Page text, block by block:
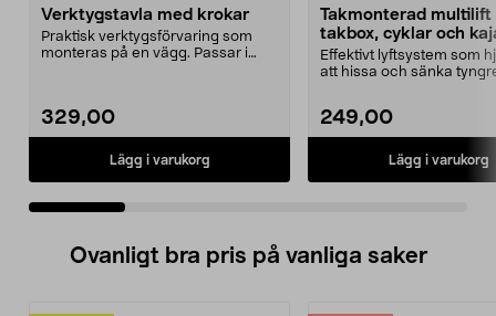
Verktygstavla med krokar
Praktisk verktygsförvaring som
monteras på en vägg. Passar i
329,00
Lägg i varukorg
Takmonterad multilift
takbox, cyklar och
Effektivt lyftsystem som
att hissa och sänka
249,00
Lägg i varukorg
Ovanligt bra pris på vanliga saker